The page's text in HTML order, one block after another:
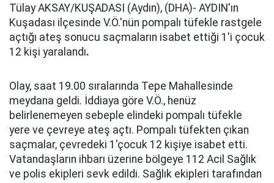
Tülay AKSAY/KUŞADASI (Aydın), (DHA)- AYDIN'ın
Kuşadası ilçesinde V.Ö.'nün pompalı tüfekle rastgele
açtığı ateş sonucu saçmaların isabet ettiği 1'i çocuk
12 kişi yaralandı.
Olay, saat 19.00 sıralarında Tepe Mahallesinde
meydana geldi. İddiaya göre V.Ö., henüz
belirlenemeyen sebeple elindeki pompalı tüfekle
yere ve çevreye ateş açtı. Pompalı tüfekten çıkan
saçmalar, çevredeki 1'çocuk 12 kişiye isabet etti.
Vatandaşların ihbarı üzerine bölgeye 112 Acil Sağlık
ve polis ekipleri sevk edildi. Sağlık ekipleri tarafından